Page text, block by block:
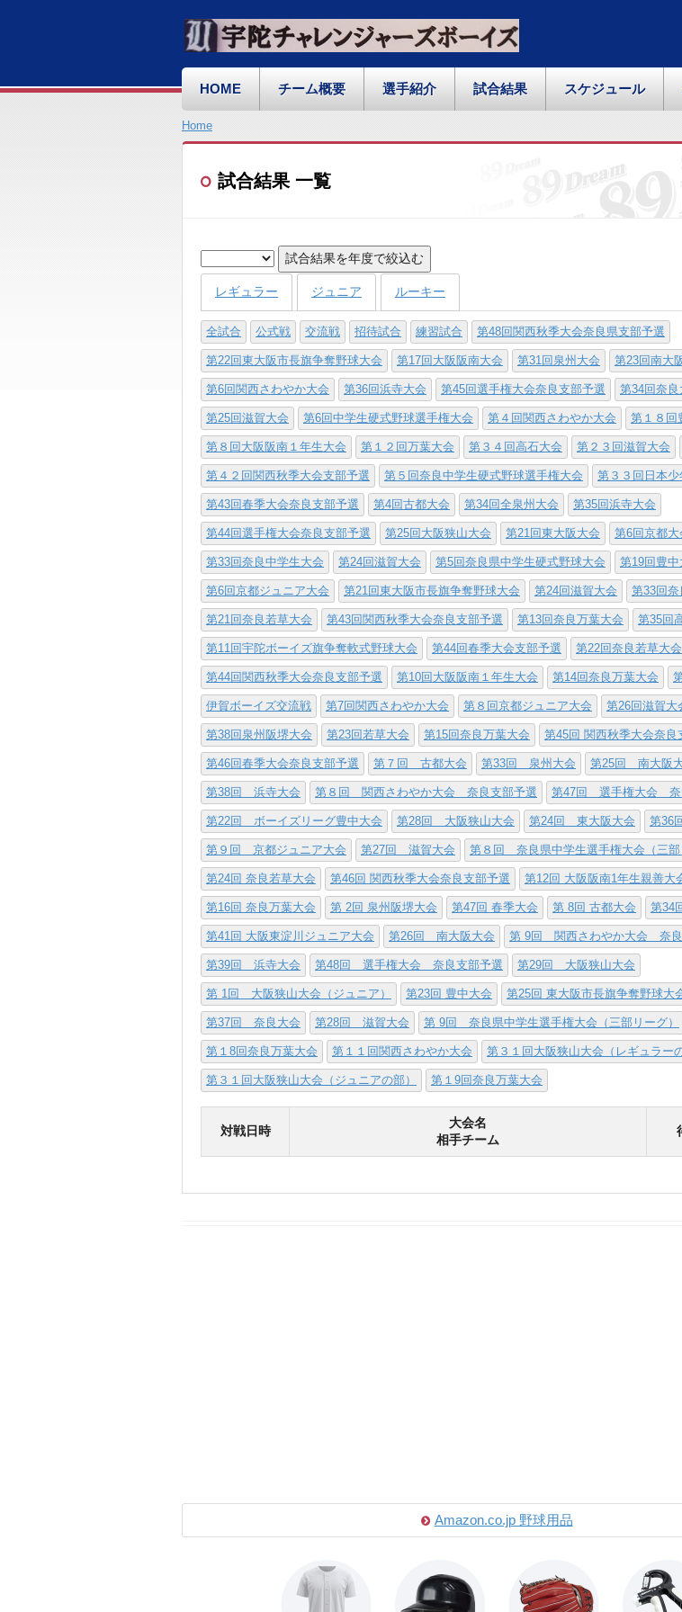
HOME チーム概要 選手紹介 試合結果 スケジュール
Home
試合結果 一覧
試合結果を年度で絞込む
レギュラー ジュニア ルーキー
全試合 公式戦 交流戦 招待試合 練習試合 第48回関西秋季大会奈良県支部予選
第22回東大阪市長旗争奪野球大会 第17回大阪阪南大会 第31回泉州大会 第23回南大
第6回関西さわやか大会 第36回浜寺大会 第45回選手権大会奈良支部予選 第34回奈良
第25回滋賀大会 第6回中学生硬式野球選手権大会 第４回関西さわやか大会 第１８回
第８回大阪阪南１年生大会 第１２回万葉大会 第３４回高石大会 第２３回滋賀大会
第４２回関西秋季大会支部予選 第５回奈良中学生硬式野球選手権大会 第３３回日本
第43回春季大会奈良支部予選 第4回古都大会 第34回全泉州大会 第35回浜寺大会
第44回選手権大会奈良支部予選 第25回大阪狭山大会 第21回東大阪大会 第6回京都大
第33回奈良中学生大会 第24回滋賀大会 第5回奈良県中学生硬式野球大会 第19回豊中
第6回京都ジュニア大会 第21回東大阪市長旗争奪野球大会 第24回滋賀大会 第33回奈
第21回奈良若草大会 第43回関西秋季大会奈良支部予選 第13回奈良万葉大会 第35回
第11回宇陀ボーイズ旗争奪軟式野球大会 第44回春季大会支部予選 第22回奈良若草大会
第44回関西秋季大会奈良支部予選 第10回大阪阪南１年生大会 第14回奈良万葉大会
伊賀ボーイズ交流戦 第7回関西さわやか大会 第８回京都ジュニア大会 第26回滋賀大
第38回泉州阪堺大会 第23回若草大会 第15回奈良万葉大会 第45回 関西秋季大会奈良
第46回春季大会奈良支部予選 第７回 古都大会 第33回 泉州大会 第25回 南大阪
第38回 浜寺大会 第８回 関西さわやか大会 奈良支部予選 第47回 選手権大会 奈
第22回 ボーイズリーグ豊中大会 第28回 大阪狭山大会 第24回 東大阪大会 第36
第９回 京都ジュニア大会 第27回 滋賀大会 第８回 奈良県中学生選手権大会（三部
第24回 奈良若草大会 第46回 関西秋季大会奈良支部予選 第12回 大阪阪南1年生親善大
第16回 奈良万葉大会 第 2回 泉州阪堺大会 第47回 春季大会 第 8回 古都大会 第34
第41回 大阪東淀川ジュニア大会 第26回 南大阪大会 第 9回 関西さわやか大会 奈良
第39回 浜寺大会 第48回 選手権大会 奈良支部予選 第29回 大阪狭山大会
第 1回 大阪狭山大会（ジュニア） 第23回 豊中大会 第25回 東大阪市長旗争奪野球大
第37回 奈良大会 第28回 滋賀大会 第 9回 奈良県中学生選手権大会（三部リーグ）
第１8回奈良万葉大会 第１１回関西さわやか大会 第３１回大阪狭山大会（レギュラーの
第３１回大阪狭山大会（ジュニアの部） 第１9回奈良万葉大会
対戦日時
大会名
相手チーム
Amazon.co.jp 野球用品